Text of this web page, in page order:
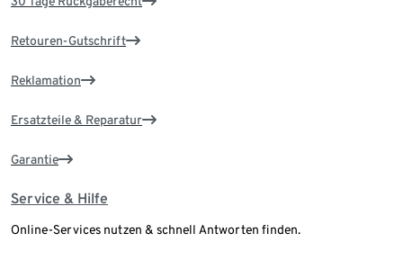
Retouren-Gutschrift
Reklamation
Ersatzteile & Reparatur
Garantie
Service & Hilfe
Online-Services nutzen & schnell Antworten finden.